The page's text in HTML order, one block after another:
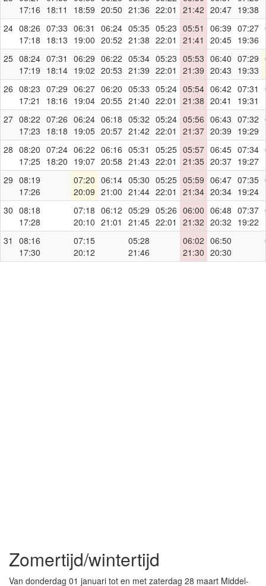
17:16 18:11
18:59 20:50 21:36 22:01
21:42 20:47 19:38
24 08:26
17:18
07:33
18:13
06:31
19:00
06:24
20:52
05:35
21:38
05:23
22:01
05:51
21:41
06:39
20:45
07:27
19:36
25 08:24
17:19
07:31
18:14
06:29
19:02
06:22
20:53
05:34
21:39
05:23
22:01
05:53
21:39
06:40
20:43
07:29
19:33
26 08:23
17:21
07:29
18:16
06:27
19:04
06:20
20:55
05:33
21:40
05:24
22:01
05:54
21:38
06:42
20:41
07:31
19:31
27 08:22
17:23
07:26
18:18
06:24
19:05
06:18
20:57
05:32
21:42
05:24
22:01
05:56
21:37
06:43
20:39
07:32
19:29
28 08:20
17:25
07:24
18:20
06:22
19:07
06:16
20:58
05:31
21:43
05:25
22:01
05:57
21:35
06:45
20:37
07:34
19:27
29 08:19
17:26
07:20
20:09
06:14
21:00
05:30
21:44
05:25
22:01
05:59
21:34
06:47
20:34
07:35
19:24
30 08:18
17:28
07:18
20:10
06:12
21:01
05:29
21:45
05:26
22:01
06:00
21:32
06:48
20:32
07:37
19:22
31
08:16
17:30
07:15
20:12
05:28
21:46
06:02
21:30
06:50
20:30
Zomertijd/wintertijd
Van donderdag 01 januari tot en met zaterdag 28 maart Middel-